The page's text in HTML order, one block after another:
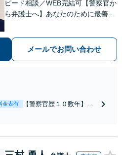
者との示談交渉
ピード相談／WEB完結可【警察官か
ら弁護士へ】あなたのために最善の
婚などの民事から刑事事件まで幅広
く支援【完全個室】
メールでお問い合わせ
金表有
【警察官歴１０数年】
訴・身柄釈放実績多数！